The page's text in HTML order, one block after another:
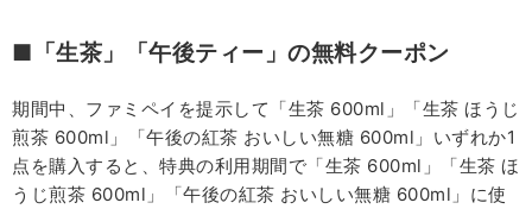
■「生茶」「午後ティー」の無料クーポン
期間中、ファミペイを提示して「生茶 600ml」「生茶 ほうじ
煎茶 600ml」「午後の紅茶 おいしい無糖 600ml」いずれか1
点を購入すると、特典の利用期間で「生茶 600ml」「生茶 ほ
うじ煎茶 600ml」「午後の紅茶 おいしい無糖 600ml」に使